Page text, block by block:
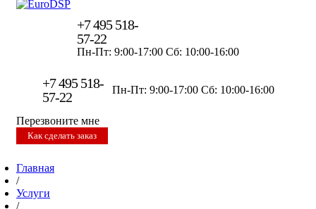
+7 495 518-
57-22
Пн-Пт: 9:00-17:00 Сб: 10:00-16:00
+7 495 518-
57-22
Пн-Пт: 9:00-17:00 Сб: 10:00-16:00
Перезвоните мне
Как сделать заказ
Главная
/
Услуги
/